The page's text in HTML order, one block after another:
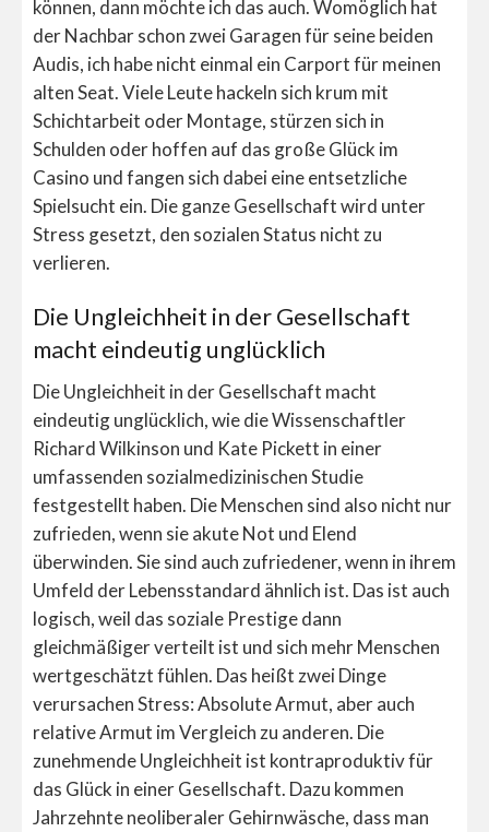
können, dann möchte ich das auch. Womöglich hat
der Nachbar schon zwei Garagen für seine beiden
Audis, ich habe nicht einmal ein Carport für meinen
alten Seat. Viele Leute hackeln sich krum mit
Schichtarbeit oder Montage, stürzen sich in
Schulden oder hoffen auf das große Glück im
Casino und fangen sich dabei eine entsetzliche
Spielsucht ein. Die ganze Gesellschaft wird unter
Stress gesetzt, den sozialen Status nicht zu
verlieren.
Die Ungleichheit in der Gesellschaft
macht eindeutig unglücklich
Die Ungleichheit in der Gesellschaft macht
eindeutig unglücklich, wie die Wissenschaftler
Richard Wilkinson und Kate Pickett in einer
umfassenden sozialmedizinischen Studie
festgestellt haben. Die Menschen sind also nicht nur
zufrieden, wenn sie akute Not und Elend
überwinden. Sie sind auch zufriedener, wenn in ihrem
Umfeld der Lebensstandard ähnlich ist. Das ist auch
logisch, weil das soziale Prestige dann
gleichmäßiger verteilt ist und sich mehr Menschen
wertgeschätzt fühlen. Das heißt zwei Dinge
verursachen Stress: Absolute Armut, aber auch
relative Armut im Vergleich zu anderen. Die
zunehmende Ungleichheit ist kontraproduktiv für
das Glück in einer Gesellschaft. Dazu kommen
Jahrzehnte neoliberaler Gehirnwäsche, dass man